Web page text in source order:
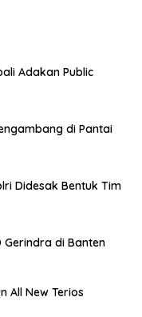
Adakan Public
di Pantai
Didesak Bentuk Tim
Gerindra di Banten
All New Terios